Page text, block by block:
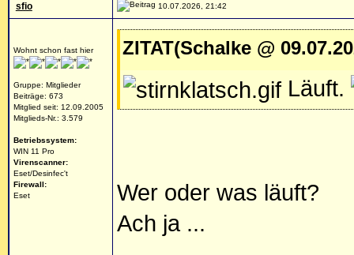
sfio 10.07.2026, 21:42
Wohnt schon fast hier
Gruppe: Mitglieder
Beiträge: 673
Mitglied seit: 12.09.2005
Mitglieds-Nr.: 3.579
Betriebssystem:
WIN 11 Pro
Virenscanner:
Eset/Desinfec't
Firewall:
Eset
ZITAT(Schalke @
Läuft.
Wer oder was läuft?
Ach ja ...